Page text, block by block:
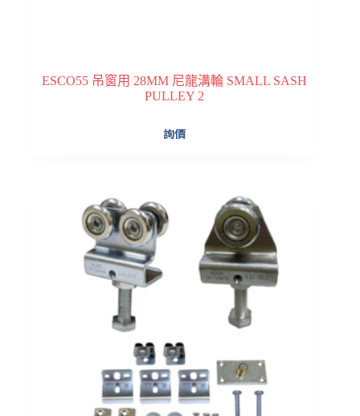
ESCO55 吊窗用 28MM 尼龍溝輪 SMALL SASH
PULLEY 2
詢價